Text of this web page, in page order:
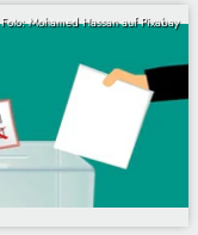
Foto: Mohamed Hassan auf Pixabay